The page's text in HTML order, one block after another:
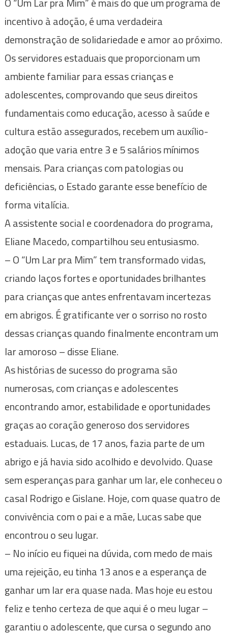
incentivo à adoção, é uma verdadeira
demonstração de solidariedade e amor ao próximo.
Os servidores estaduais que proporcionam um
ambiente familiar para essas crianças e
adolescentes, comprovando que seus direitos
fundamentais como educação, acesso à saúde e
cultura estão assegurados, recebem um auxílio-
adoção que varia entre 3 e 5 salários mínimos
mensais. Para crianças com patologias ou
deficiências, o Estado garante esse benefício de
forma vitalícia.
A assistente social e coordenadora do programa,
Eliane Macedo, compartilhou seu entusiasmo.
– O “Um Lar pra Mim” tem transformado vidas,
criando laços fortes e oportunidades brilhantes
para crianças que antes enfrentavam incertezas
em abrigos. É gratificante ver o sorriso no rosto
dessas crianças quando finalmente encontram um
lar amoroso – disse Eliane.
As histórias de sucesso do programa são
numerosas, com crianças e adolescentes
encontrando amor, estabilidade e oportunidades
graças ao coração generoso dos servidores
estaduais. Lucas, de 17 anos, fazia parte de um
abrigo e já havia sido acolhido e devolvido. Quase
sem esperanças para ganhar um lar, ele conheceu o
casal Rodrigo e Gislane. Hoje, com quase quatro de
convivência com o pai e a mãe, Lucas sabe que
encontrou o seu lugar.
– No início eu fiquei na dúvida, com medo de mais
uma rejeição, eu tinha 13 anos e a esperança de
ganhar um lar era quase nada. Mas hoje eu estou
feliz e tenho certeza de que aqui é o meu lugar –
garantiu o adolescente, que cursa o segundo ano